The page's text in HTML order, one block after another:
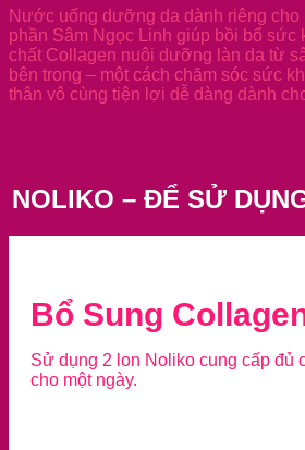
Nước uống dưỡng da dành riêng cho
phần Sâm Ngọc Linh giúp bồi bổ sức
chất Collagen nuôi dưỡng làn da từ
bên trong – một cách chăm sóc sức
thân vô cùng tiện lợi dễ dàng dành
NOLIKO – ĐỂ SỬ
Bổ Sung
Sử dụng 2 lon Noliko cung cấp đủ
cho một ngày.